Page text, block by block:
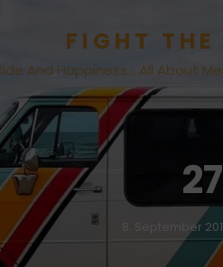
FIGHT THE
And Happiness… All About
27
8. September